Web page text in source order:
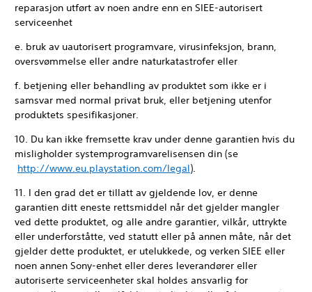
reparasjon utført av noen andre enn en SIEE-autorisert
serviceenhet
e. bruk av uautorisert programvare, virusinfeksjon, brann,
oversvømmelse eller andre naturkatastrofer eller
f. betjening eller behandling av produktet som ikke er i
samsvar med normal privat bruk, eller betjening utenfor
produktets spesifikasjoner.
10. Du kan ikke fremsette krav under denne garantien hvis du
misligholder systemprogramvarelisensen din (se
http://www.eu.playstation.com/legal).
11. I den grad det er tillatt av gjeldende lov, er denne
garantien ditt eneste rettsmiddel når det gjelder mangler
ved dette produktet, og alle andre garantier, vilkår, uttrykte
eller underforståtte, ved statutt eller på annen måte, når det
gjelder dette produktet, er utelukkede, og verken SIEE eller
noen annen Sony-enhet eller deres leverandører eller
autoriserte serviceenheter skal holdes ansvarlig for